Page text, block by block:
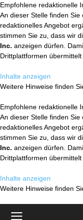
Empfohlene redaktionelle
An dieser Stelle finden Sie
redaktionelles Angebot
stimmen Sie zu, dass wir
Inc. anzeigen dürfen.
Drittplattformen übermittelt
Inhalte anzeigen
Weitere Hinweise finden
Empfohlene redaktionelle
An dieser Stelle finden Sie
redaktionelles Angebot
stimmen Sie zu, dass wir
Inc. anzeigen dürfen.
Drittplattformen übermittelt
Inhalte anzeigen
Weitere Hinweise finden